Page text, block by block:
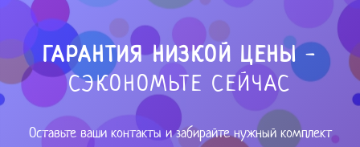
ГАРАНТИЯ НИЗКОЙ ЦЕНЫ-
СЭКОНОМЬТЕ СЕЙЧАС
Оставьте ваши контакты и забирайте нужный комплект